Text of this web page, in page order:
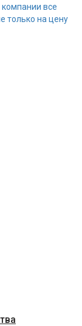
все
только на цену